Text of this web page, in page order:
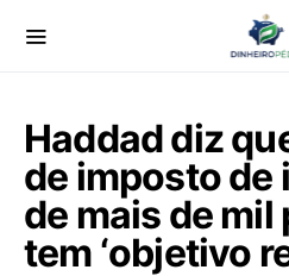
Haddad diz
de imposto
de mais de
tem ‘objetivo